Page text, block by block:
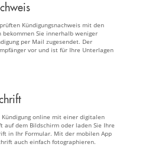
Kündigungsnachweis mit den
Sie innerhalb weniger
per Mail zugesendet. Der
vor und ist für Ihre Unterlagen
Kündigung online mit einer digitalen
auf dem Bildschirm oder laden Sie Ihre
in Ihr Formular. Mit der mobilen App
auch einfach fotographieren.